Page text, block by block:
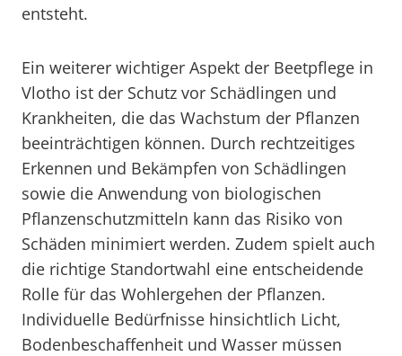
entsteht.
Ein weiterer wichtiger Aspekt der Beetpflege in
Vlotho ist der Schutz vor Schädlingen und
Krankheiten, die das Wachstum der Pflanzen
beeinträchtigen können. Durch rechtzeitiges
Erkennen und Bekämpfen von Schädlingen
sowie die Anwendung von biologischen
Pflanzenschutzmitteln kann das Risiko von
Schäden minimiert werden. Zudem spielt auch
die richtige Standortwahl eine entscheidende
Rolle für das Wohlergehen der Pflanzen.
Individuelle Bedürfnisse hinsichtlich Licht,
Bodenbeschaffenheit und Wasser müssen